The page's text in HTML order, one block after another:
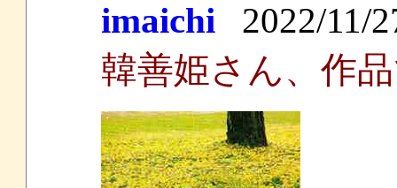
imaichi 2022/11/
韓善姫さん、作